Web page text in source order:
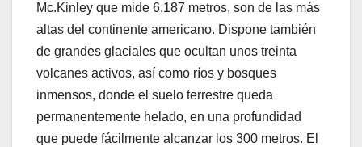
Mc.Kinley que mide 6.187 metros, son de las más
altas del continente americano. Dispone también
de grandes glaciales que ocultan unos treinta
volcanes activos, así como ríos y bosques
inmensos, donde el suelo terrestre queda
permanentemente helado, en una profundidad
que puede fácilmente alcanzar los 300 metros. El